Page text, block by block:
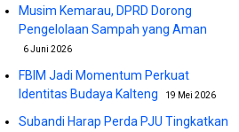
Musim Kemarau, DPRD Dorong
Pengelolaan Sampah yang Aman
6 Juni 2026
FBIM Jadi Momentum Perkuat
Identitas Budaya Kalteng
19 Mei 2026
Subandi Harap Perda PJU Tingkatkan